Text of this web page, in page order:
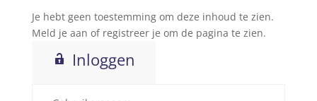
Je hebt geen toestemming om deze inhoud te zien.
Meld je aan of registreer je om de pagina te zien.
Inloggen